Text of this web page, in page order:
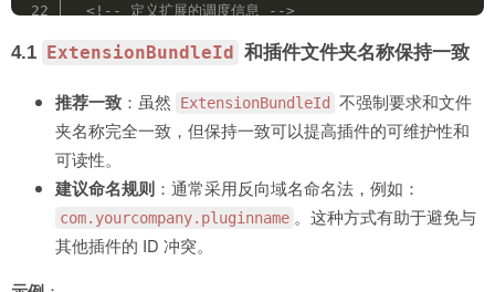
<!-- 定义扩展的调度信息 -->
<Extension Id=" com.yourname.helloworld.panel
<Resources
<MainPath ./index.html </ MainPath>
<!--
</Resources>
AutoVisible true </ AutoVisible
</ Lifecycle>
<UI>
<Type
4.1 ExtensionBundleId 和插件文件夹名称保持一致
推荐一致 ：虽然 ExtensionBundleId
不强制要求和文件
夹名称完全一致，但保持一致可以提高插件的可维护性和
可读性。
建议命名规则 ：通常采用反向域名命名法，例如：
com.yourcompany.pluginname 。这种方式有助于避免与
其他插件的 ID 冲突。